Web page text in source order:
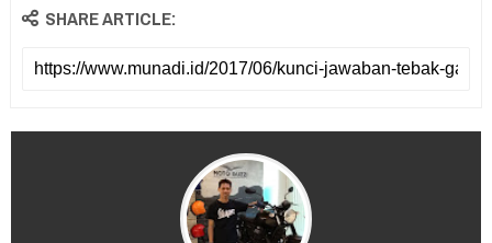
SHARE ARTICLE: